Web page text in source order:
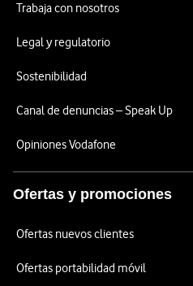
Trabaja con nosotros
Legal y regulatorio
Sostenibilidad
Canal de denuncias – Speak Up
Opiniones Vodafone
Ofertas y promociones
Ofertas nuevos clientes
Ofertas portabilidad móvil